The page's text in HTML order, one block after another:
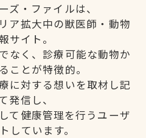
ズ・ファイルは、
ア拡大中の獣医師・動物
サイト。
なく、診療可能な動物か
ことが特徴的。
に対する想いを取材し記
発信し、
て健康管理を行うユーザ
しています。